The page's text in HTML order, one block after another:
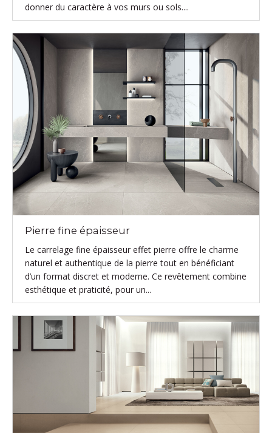
donner du caractère à vos murs ou sols....
Pierre fine épaisseur
Le carrelage fine épaisseur effet pierre offre le charme
naturel et authentique de la pierre tout en bénéficiant
d’un format discret et moderne. Ce revêtement combine
esthétique et praticité, pour un...